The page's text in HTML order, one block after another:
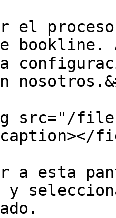
el
bookline.
src="/files/
a esta
y